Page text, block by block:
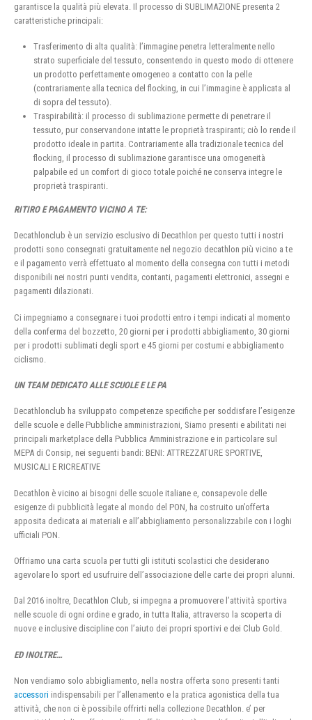
garantisce la qualità più elevata. Il processo di SUBLIMAZIONE presenta 2
caratteristiche principali:
Trasferimento di alta qualità: l’immagine penetra letteralmente nello
strato superficiale del tessuto, consentendo in questo modo di ottenere
un prodotto perfettamente omogeneo a contatto con la pelle
(contrariamente alla tecnica del flocking, in cui l’immagine è applicata al
di sopra del tessuto).
Traspirabilità: il processo di sublimazione permette di penetrare il
tessuto, pur conservandone intatte le proprietà traspiranti; ciò lo rende il
prodotto ideale in partita. Contrariamente alla tradizionale tecnica del
flocking, il processo di sublimazione garantisce una omogeneità
palpabile ed un comfort di gioco totale poiché ne conserva integre le
proprietà traspiranti.
RITIRO E PAGAMENTO VICINO A TE:
Decathlonclub è un servizio esclusivo di Decathlon per questo tutti i nostri
prodotti sono consegnati gratuitamente nel negozio decathlon più vicino a te
e il pagamento verrà effettuato al momento della consegna con tutti i metodi
disponibili nei nostri punti vendita, contanti, pagamenti elettronici, assegni e
pagamenti dilazionati.
Ci impegniamo a consegnare i tuoi prodotti entro i tempi indicati al momento
della conferma del bozzetto, 20 giorni per i prodotti abbigliamento, 30 giorni
per i prodotti sublimati degli sport e 45 giorni per costumi e abbigliamento
ciclismo.
UN TEAM DEDICATO ALLE SCUOLE E LE PA
Decathlonclub ha sviluppato competenze specifiche per soddisfare l’esigenze
delle scuole e delle Pubbliche amministrazioni, Siamo presenti e abilitati nei
principali marketplace della Pubblica Amministrazione e in particolare sul
MEPA di Consip, nei seguenti bandi: BENI: ATTREZZATURE SPORTIVE,
MUSICALI E RICREATIVE
Decathlon è vicino ai bisogni delle scuole italiane e, consapevole delle
esigenze di pubblicità legate al mondo del PON, ha costruito un’offerta
apposita dedicata ai materiali e all’abbigliamento personalizzabile con i loghi
ufficiali PON.
Offriamo una carta scuola per tutti gli istituti scolastici che desiderano
agevolare lo sport ed usufruire dell’associazione delle carte dei propri alunni.
Dal 2016 inoltre, Decathlon Club, si impegna a promuovere l’attività sportiva
nelle scuole di ogni ordine e grado, in tutta Italia, attraverso la scoperta di
nuove e inclusive discipline con l’aiuto dei propri sportivi e dei Club Gold.
ED INOLTRE…
Non vendiamo solo abbigliamento, nella nostra offerta sono presenti tanti
accessori indispensabili per l’allenamento e la pratica agonistica della tua
attività, che non ci è possibile offrirti nella collezione Decathlon. e’ per